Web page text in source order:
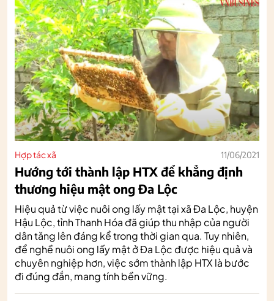
Hợp tác xã 11/06/2021
Hướng tới thành lập HTX để khẳng định
thương hiệu mật ong Đa Lộc
Hiệu quả từ việc nuôi ong lấy mật tại xã Đa Lộc, huyện
Hậu Lộc, tỉnh Thanh Hóa đã giúp thu nhập của người
dân tăng lên đáng kể trong thời gian qua. Tuy nhiên,
để nghề nuôi ong lấy mật ở Đa Lộc được hiệu quả và
chuyên nghiệp hơn, việc sớm thành lập HTX là bước
đi đúng đắn, mang tính bền vững.